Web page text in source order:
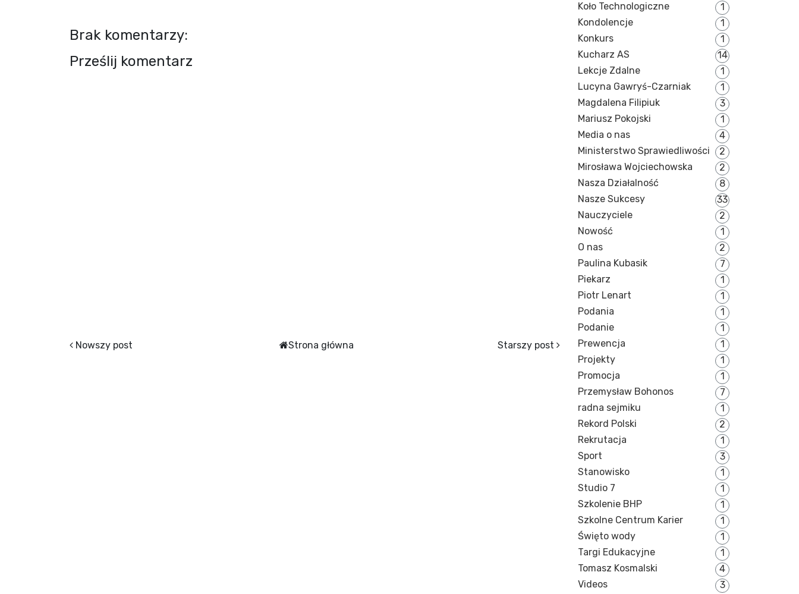
Brak komentarzy:
Prześlij komentarz
Nowszy post Starszy post
Strona główna
Koło Technologiczne
1
Kondolencje
1
Konkurs
1
Kucharz AS
14
Lekcje Zdalne
1
Lucyna Gawryś-Czarniak
1
Magdalena Filipiuk
3
Mariusz Pokojski
1
Media o nas
4
Ministerstwo Sprawiedliwości
2
Mirosława Wojciechowska
2
Nasza Działalność
8
Nasze Sukcesy
33
Nauczyciele
2
Nowość
1
O nas
2
Paulina Kubasik
7
Piekarz
1
Piotr Lenart
1
Podania
1
Podanie
1
Prewencja
1
Projekty
1
Promocja
1
Przemysław Bohonos
7
radna sejmiku
1
Rekord Polski
2
Rekrutacja
1
Sport
3
Stanowisko
1
Studio 7
1
Szkolenie BHP
1
Szkolne Centrum Karier
1
Święto wody
1
Targi Edukacyjne
1
Tomasz Kosmalski
4
Videos
3